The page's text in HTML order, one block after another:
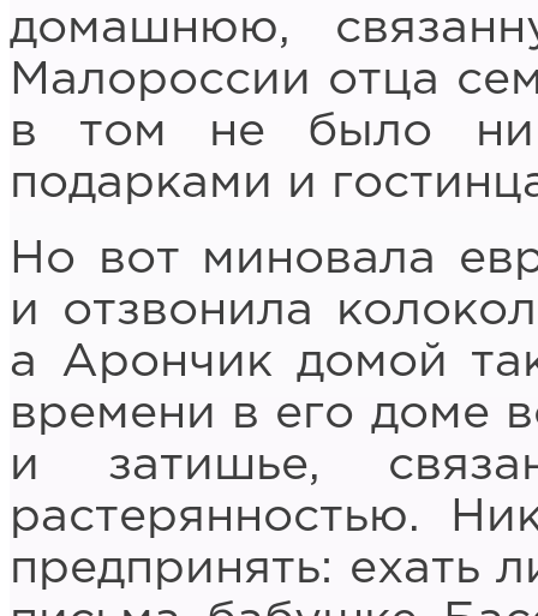
домашнюю,
Малороссии отца
в том не было ни
подарками и
Но вот миновала
и отзвонила
а Арончик домой
времени в его доме
и затишье,
растерянностью.
предпринять: ехать